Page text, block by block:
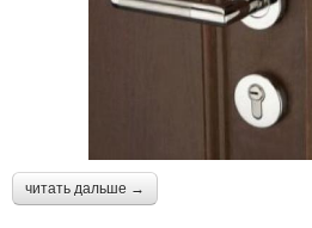
читать дальше →